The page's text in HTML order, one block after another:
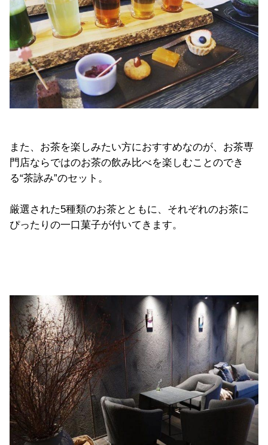
また、お茶を楽しみたい方におすすめなのが、お茶専
門店ならではのお茶の飲み比べを楽しむことのでき
る“茶詠み”のセット。
厳選された5種類のお茶とともに、それぞれのお茶に
ぴったりの一口菓子が付いてきます。